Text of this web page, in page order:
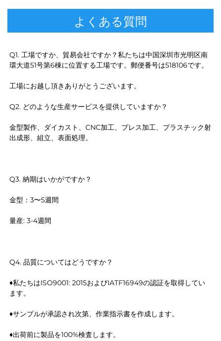
よくある質問
Q1. 工場ですか、貿易会社ですか？私たちは中国深圳市光明区南
環大道51号第6棟に位置する工場です。郵便番号は518106です。
工場にお越し頂きありがとうございます。
Q2. どのような生産サービスを提供していますか？
金型製作、ダイカスト、CNC加工、プレス加工、プラスチック射
出成形、組立、表面処理。
Q3. 納期はいかがですか？
金型：3〜5週間
量産: 3-4週間
Q4. 品質についてはどうですか？
♦私たちはISO9001: 2015およびIATF16949の認証を取得してい
ます。
♦サンプルが承認され次第、作業指示書を作成します。
♦出荷前に製品を100%検査します。